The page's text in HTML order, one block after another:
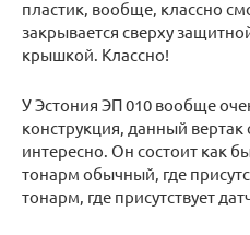
пластик, вообще, классно
закрывается сверху
крышкой. Классно!
У Эстония ЭП 010 вообще
конструкция, данный
интересно. Он состоит как
тонарм обычный, где
тонарм, где присутствует